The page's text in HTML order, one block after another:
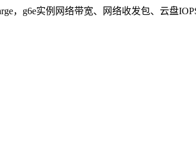
，g6e实例网络带宽、网络收发包、云盘